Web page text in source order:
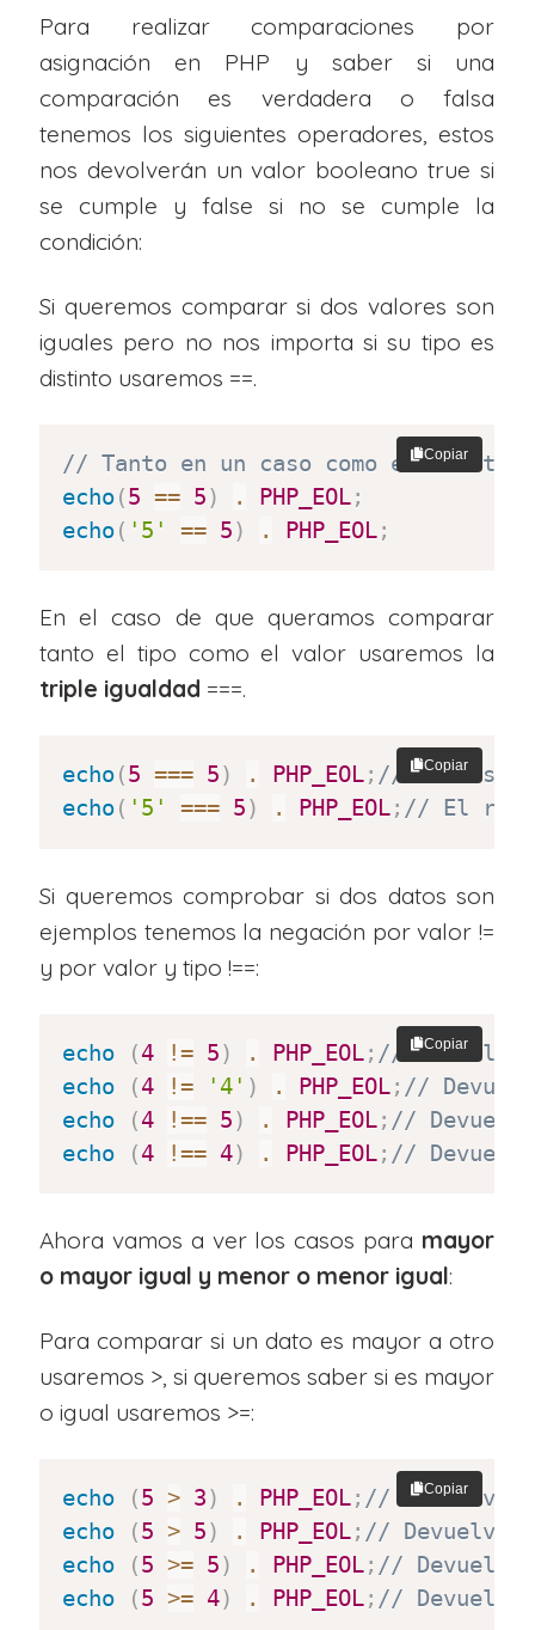
Para realizar comparaciones por
asignación en PHP y saber si una
comparación es verdadera o falsa
tenemos los siguientes operadores, estos
nos devolverán un valor booleano true si
se cumple y false si no se cumple la
condición:
Si queremos comparar si dos valores son
iguales pero no nos importa si su tipo es
distinto usaremos ==.
// Tanto en un caso como en el
echo(5 == 5) . PHP_EOL;
echo( '5' == 5) . PHP_EOL;
Copiar
En el caso de que queramos comparar
tanto el tipo como el valor usaremos la
triple igualdad ===.
echo(5 === 5) . PHP_EOL; // El
echo( '5' === 5) . PHP_EOL; // El
Copiar
Si queremos comprobar si dos datos son
ejemplos tenemos la negación por valor !=
y por valor y tipo !==:
echo (4 != 5) . PHP_EOL; // Devuelve
echo
(4 != '4' ) . PHP_EOL; //
echo
(4 !== 5) . PHP_EOL; //
echo
(4 !== 4) . PHP_EOL; //
Copiar
Ahora vamos a ver los casos para mayor
o mayor igual y menor o menor igual:
Para comparar si un dato es mayor a otro
usaremos >, si queremos saber si es mayor
o igual usaremos >=:
echo (5 > 3) . PHP_EOL; // Devuelve
echo
(5 > 5) . PHP_EOL; // Devuelve
echo
(5 >= 5) . PHP_EOL; // Devuelve
echo
(5 >= 4) . PHP_EOL; //
Copiar